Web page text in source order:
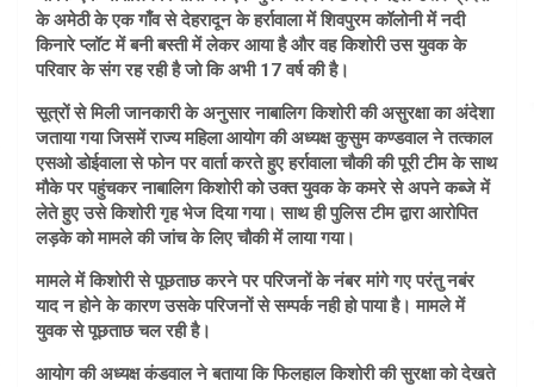
के अमेठी के एक गाँव से देहरादून के हर्रावाला में शिवपुरम कॉलोनी में नदी
किनारे प्लॉट में बनी बस्ती में लेकर आया है और वह किशोरी उस युवक के
परिवार के संग रह रही है जो कि अभी 17 वर्ष की है।
सूत्रों से मिली जानकारी के अनुसार नाबालिग किशोरी की असुरक्षा का अंदेशा
जताया गया जिसमें राज्य महिला आयोग की अध्यक्ष कुसुम कण्डवाल ने तत्काल
एसओ डोईवाला से फोन पर वार्ता करते हुए हर्रावाला चौकी की पूरी टीम के साथ
मौके पर पहुंचकर नाबालिग किशोरी को उक्त युवक के कमरे से अपने कब्जे में
लेते हुए उसे किशोरी गृह भेज दिया गया। साथ ही पुलिस टीम द्वारा आरोपित
लड़के को मामले की जांच के लिए चौकी में लाया गया।
मामले में किशोरी से पूछताछ करने पर परिजनों के नंबर मांगे गए परंतु नबंर
याद न होने के कारण उसके परिजनों से सम्पर्क नही हो पाया है। मामले में
युवक से पूछताछ चल रही है।
आयोग की अध्यक्ष कंडवाल ने बताया कि फिलहाल किशोरी की सुरक्षा को देखते